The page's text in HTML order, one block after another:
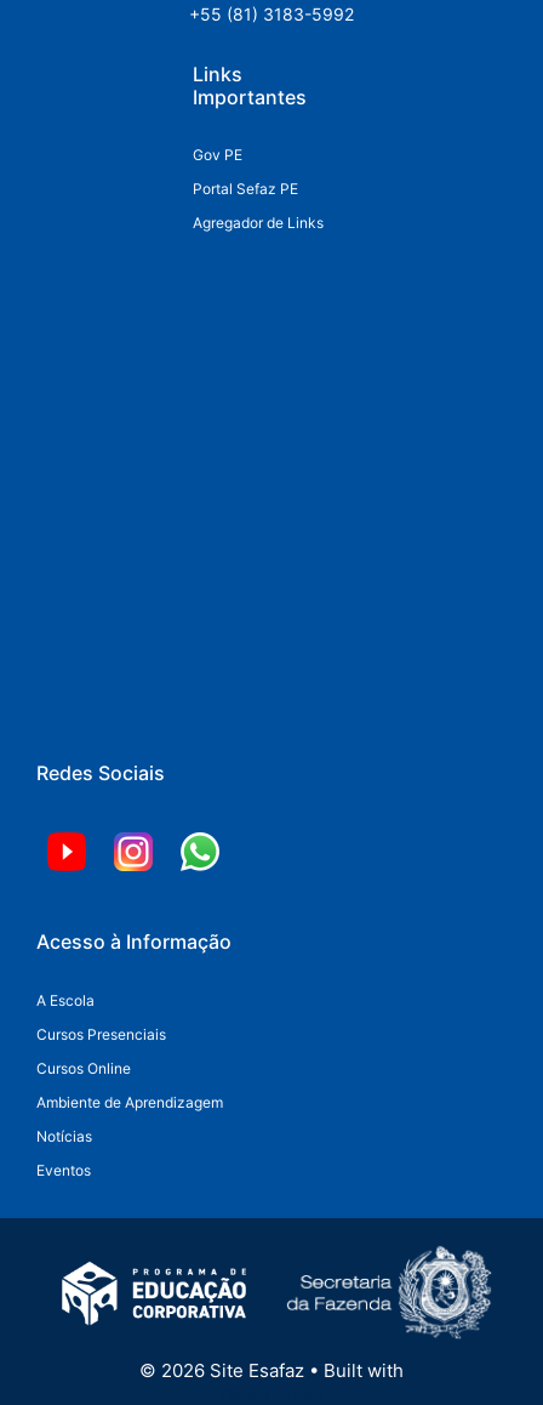
+55 (81) 3183-5992
Links
Importantes
Gov PE
Portal Sefaz PE
Agregador de Links
Redes Sociais
Acesso à Informação
A Escola
Cursos Presenciais
Cursos Online
Ambiente de Aprendizagem
Notícias
Eventos
© 2026 Site Esafaz • Built with